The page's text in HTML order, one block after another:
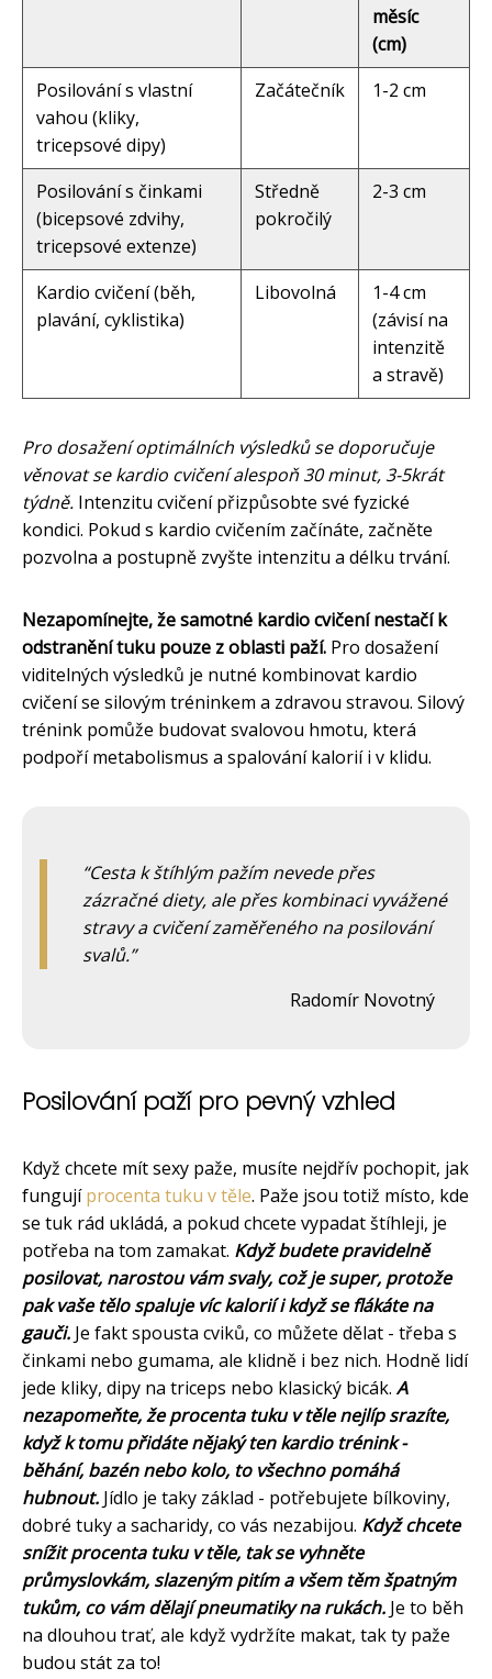
měsíc
(cm)
Posilování s vlastní
vahou (kliky,
tricepsové dipy)
Začátečník 1-2 cm
Posilování s činkami
(bicepsové zdvihy,
tricepsové extenze)
Středně
pokročilý
2-3 cm
Kardio cvičení (běh,
plavání, cyklistika)
Libovolná
1-4 cm
(závisí na
intenzitě
a stravě)
Pro dosažení optimálních výsledků se doporučuje
věnovat se kardio cvičení alespoň 30 minut, 3-5krát
týdně. Intenzitu cvičení přizpůsobte své fyzické
kondici. Pokud s kardio cvičením začínáte, začněte
pozvolna a postupně zvyšte intenzitu a délku trvání.
Nezapomínejte, že samotné kardio cvičení nestačí k
odstranění tuku pouze z oblasti paží. Pro dosažení
viditelných výsledků je nutné kombinovat kardio
cvičení se silovým tréninkem a zdravou stravou. Silový
trénink pomůže budovat svalovou hmotu, která
podpoří metabolismus a spalování kalorií i v klidu.
Cesta k štíhlým pažím nevede přes
zázračné diety, ale přes kombinaci vyvážené
stravy a cvičení zaměřeného na posilování
svalů.
Radomír Novotný
Posilování paží pro pevný vzhled
Když chcete mít sexy paže, musíte nejdřív pochopit, jak
fungujíprocenta tuku v těle. Paže jsou totiž místo, kde
se tuk rád ukládá, a pokud chcete vypadat štíhleji, je
potřeba na tom zamakat. Když budete pravidelně
posilovat, narostou vám svaly, což je super, protože
pak vaše tělo spaluje víc kalorií i když se flákáte na
gauči. Je fakt spousta cviků, co můžete dělat - třeba s
činkami nebo gumama, ale klidně i bez nich. Hodně lidí
jede kliky, dipy na triceps nebo klasický bicák. A
nezapomeňte, že procenta tuku v těle nejlíp srazíte,
když k tomu přidáte nějaký ten kardio trénink -
běhání, bazén nebo kolo, to všechno pomáhá
hubnout. Jídlo je taky základ - potřebujete bílkoviny,
dobré tuky a sacharidy, co vás nezabijou. Když chcete
snížit procenta tuku v těle, tak se vyhněte
průmyslovkám, slazeným pitím a všem těm špatným
tukům, co vám dělají pneumatiky na rukách. Je to běh
na dlouhou trať, ale když vydržíte makat, tak ty paže
budou stát za to!